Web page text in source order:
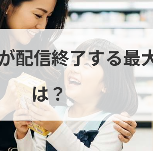
配信終了する最
は？